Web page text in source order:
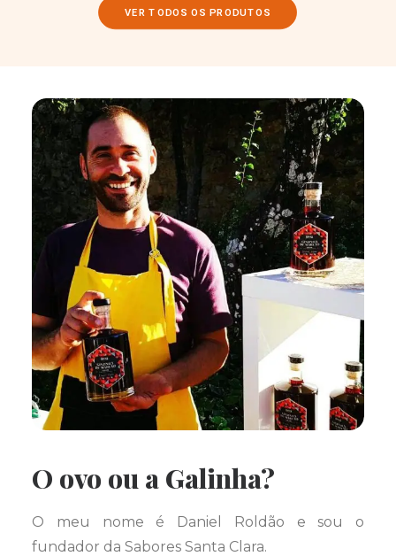
VER TODOS OS PRODUTOS
O ovo ou a Galinha?
O meu nome é Daniel Roldão e sou o
fundador da Sabores Santa Clara.